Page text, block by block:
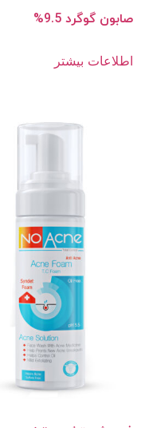
صابون گوگرد 9.5%
اطلاعات بیشتر